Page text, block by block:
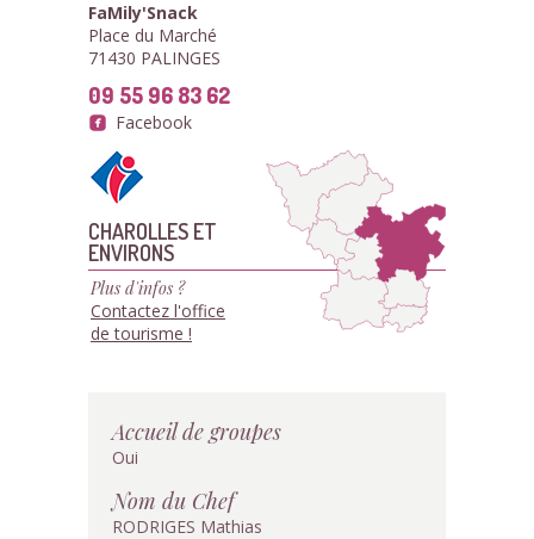
FaMily'Snack
Place du Marché
71430 PALINGES
09 55 96 83 62
Facebook
CHAROLLES ET
ENVIRONS
Plus d'infos ?
Contactez l'office
de tourisme !
Accueil de groupes
Oui
Nom du Chef
RODRIGES Mathias